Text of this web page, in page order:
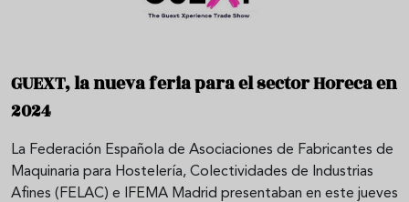
GUEXT, la nueva feria para el sector Horeca en
2024
La Federación Española de Asociaciones de Fabricantes de
Maquinaria para Hostelería, Colectividades de Industrias
Afines (FELAC) e IFEMA Madrid presentaban en este jueves